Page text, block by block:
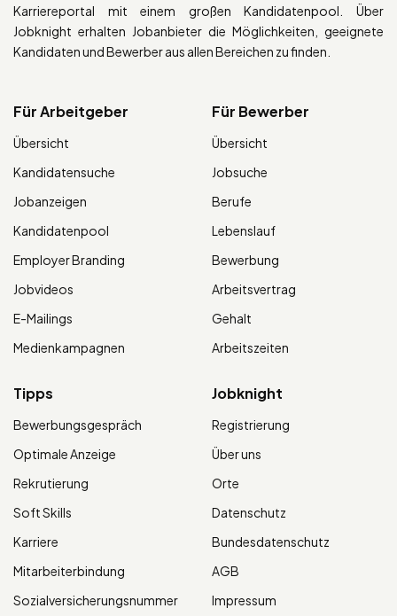
Karriereportal mit einem großen Kandidatenpool. Über
Jobknight erhalten Jobanbieter die Möglichkeiten, geeignete
Kandidaten und Bewerber aus allen Bereichen zu finden.
Für Arbeitgeber
Übersicht
Kandidatensuche
Jobanzeigen
Kandidatenpool
Employer Branding
Jobvideos
E-Mailings
Medienkampagnen
Für Bewerber
Übersicht
Jobsuche
Berufe
Lebenslauf
Bewerbung
Arbeitsvertrag
Gehalt
Arbeitszeiten
Tipps
Bewerbungsgespräch
Optimale Anzeige
Rekrutierung
Soft Skills
Karriere
Mitarbeiterbindung
Sozialversicherungsnummer
Jobknight
Registrierung
Über uns
Orte
Datenschutz
Bundesdatenschutz
AGB
Impressum